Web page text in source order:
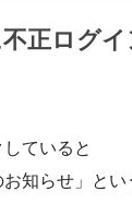
正ログ
ていると
お知らせ」と